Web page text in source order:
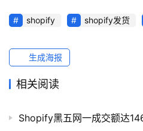
shopify shopify发货
生成海报
相关阅读
Shopify黑五网一成交额达